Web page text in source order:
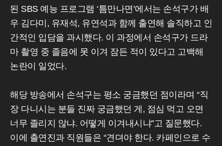
된 SBS 예능 프로그램 ‘틈만나면’에서는 손석구가 배
우 김다미, 유재석, 유연석과 함께 출연해 솔직하고 인
간적인 입담을 과시했다. 이 과정에서 손석구가 드라
마 촬영 중 졸음에 못 이겨 잠든 적이 있다고 고백해
논란이 일었다.
해당 방송에서 손석구는 평소 궁금했던 점이라며 “직
장 다니시는 분들 진짜 궁금했던 게, 점심 먹고 오면
너무 졸리지 않냐. 어떻게 이겨내시냐”고 질문했다.
이에 출연진과 직원들은 “견뎌야 한다. 카페인으로 수